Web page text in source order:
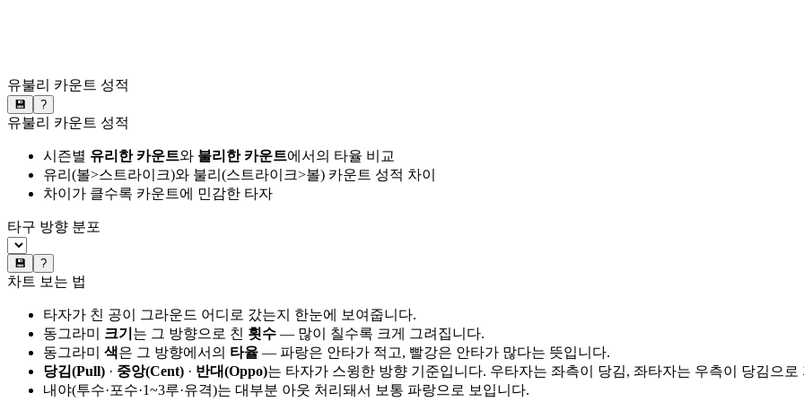
유불리 카운트 성적
💾 ?
유불리 카운트 성적
시즌별 유리한 카운트와 불리한 카운트에서의 타율 비교
유리(볼>스트라이크)와 불리(스트라이크>볼) 카운트 성적 차이
차이가 클수록 카운트에 민감한 타자
타구 방향 분포
💾 ?
차트 보는 법
타자가 친 공이 그라운드 어디로 갔는지 한눈에 보여줍니다.
동그라미 크기 는 그 방향으로 친 횟수 — 많이 칠수록 크게 그려집니다.
동그라미 색은 그 방향에서의 타율 — 파랑은 안타가 적고, 빨강은 안타가 많다는 뜻입니다.
당김(Pull) · 중앙(Cent) · 반대(Oppo)는 타자가 스윙한 방향 기준입니다. 우타자는 좌측이 당김, 좌타자는 우측이 당김으로
내야(투수·포수·1~3루·유격)는 대부분 아웃 처리돼서 보통 파랑으로 보입니다.